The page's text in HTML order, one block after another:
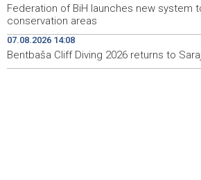
14:16
U Bosni i Hercegovini sutra
vrijeme, poslijepodne lokalni pljuskovi
14:14
Vlada Kantona Sarajevo ulaže
Federation of BiH launches new system
conservation areas
07.08.2026 14:08
Bentbaša Cliff Diving 2026 returns to